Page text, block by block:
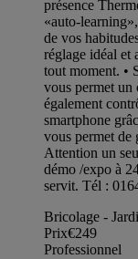
présence
«auto-
de vos
réglage idéal et
tout moment. •
vous permet un
également
smartphone
vous permet de
Attention un
démo /expo à
servit. Tél :
Bricolage -
Prix€249
Professionnel